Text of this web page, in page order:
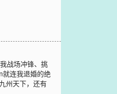
战场冲锋、挑
就连我退婚的绝
州天下，还有